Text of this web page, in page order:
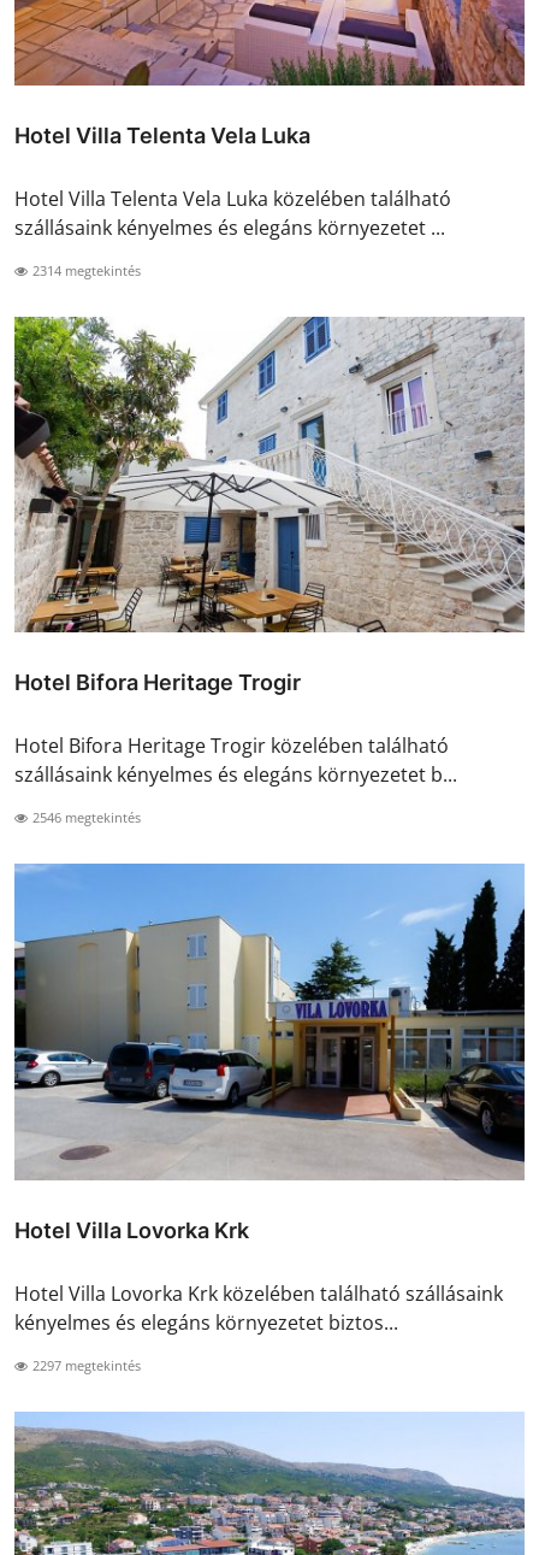
Hotel Villa Telenta Vela Luka
Hotel Villa Telenta Vela Luka közelében található
szállásaink kényelmes és elegáns környezetet ...
2314 megtekintés
Hotel Bifora Heritage Trogir
Hotel Bifora Heritage Trogir közelében található
szállásaink kényelmes és elegáns környezetet b...
2546 megtekintés
Hotel Villa Lovorka Krk
Hotel Villa Lovorka Krk közelében található szállásaink
kényelmes és elegáns környezetet biztos...
2297 megtekintés